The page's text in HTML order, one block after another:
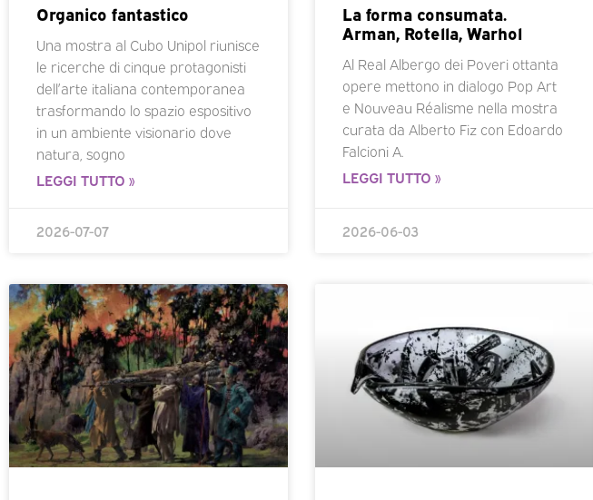
Organico fantastico
Una mostra al Cubo Unipol riunisce
le ricerche di cinque protagonisti
dell’arte italiana contemporanea
trasformando lo spazio espositivo
in un ambiente visionario dove
natura, sogno
LEGGI TUTTO »
2026-07-07
La forma consumata.
Arman, Rotella, Warhol
Al Real Albergo dei Poveri ottanta
opere mettono in dialogo Pop Art
e Nouveau Réalisme nella mostra
curata da Alberto Fiz con Edoardo
Falcioni A.
LEGGI TUTTO »
2026-06-03